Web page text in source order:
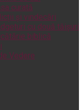
curată
și vindecări
cu două tăișuri
biblică
Vedere